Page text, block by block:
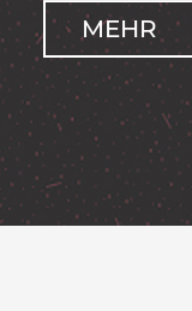
MEHR